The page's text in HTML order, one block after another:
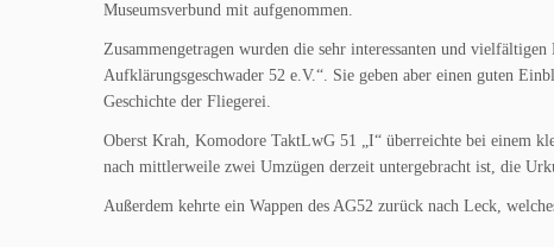
Museumsverbund mit aufgenommen.
Zusammengetragen wurden die sehr interessanten und
Aufklärungsgeschwader 52 e.V.“. Sie geben aber einen guten
Geschichte der Fliegerei.
Oberst Krah, Komodore TaktLwG 51 „I“ überreichte bei einem
nach mittlerweile zwei Umzügen derzeit untergebracht ist, die
Außerdem kehrte ein Wappen des AG52 zurück nach Leck,